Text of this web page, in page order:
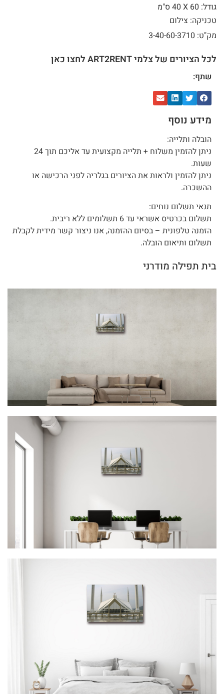
גודל: 60 X
40 ס"מ
טכניקה: צילום
מק"ט: 3-40-60-3710
לכל הציורים של צלמי ART2RENT לחצו כאן
שתף:
מידע נוסף
הובלה ותלייה:
ניתן להזמין משלוח + תלייה מקצועית עד אליכם תוך 24
שעות.
ניתן להזמין ולראות את הציורים בגלריה לפני הרכישה או
ההשכרה.
תנאי תשלום נוחים:
תשלום בכרטיס אשראי עד 6 תשלומים ללא ריבית.
הזמנה טלפונית – בסיום ההזמנה, אנו ניצור קשר מידית לקבלת
תשלום ותיאום הובלה.
בית תפילה מודרני